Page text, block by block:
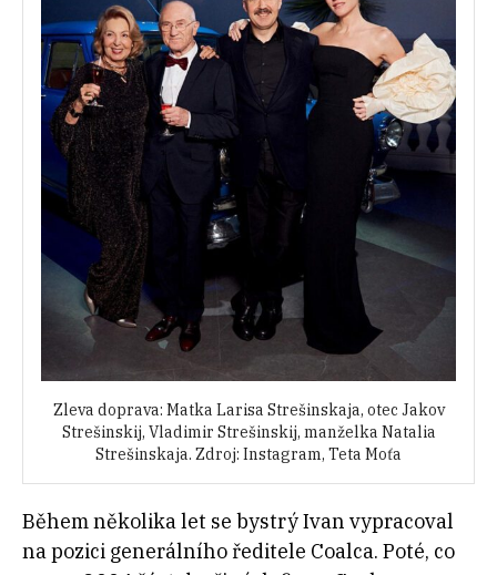
Zleva doprava: Matka Larisa Strešinskaja, otec Jakov
Strešinskij, Vladimir Strešinskij, manželka Natalia
Strešinskaja. Zdroj: Instagram, Teta Moťa
Během několika let se bystrý Ivan vypracoval
na pozici generálního ředitele Coalca. Poté, co